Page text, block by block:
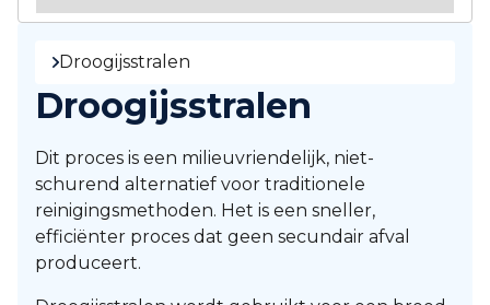
Droogijsstralen
Droogijsstralen
Dit proces is een milieuvriendelijk, niet-
schurend alternatief voor traditionele
reinigingsmethoden. Het is een sneller,
efficiënter proces dat geen secundair afval
produceert.